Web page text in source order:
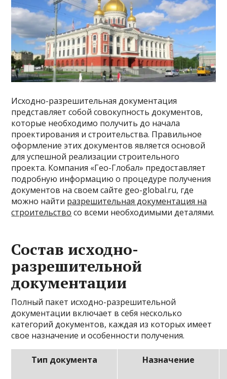
Исходно-разрешительная документация
представляет собой совокупность документов,
которые необходимо получить до начала
проектирования и строительства. Правильное
оформление этих документов является основой
для успешной реализации строительного
проекта. Компания «Гео-Глобал» предоставляет
подробную информацию о процедуре получения
документов на своем сайте geo-global.ru, где
можно найти разрешительная документация на
строительство со всеми необходимыми деталями.
Состав исходно-
разрешительной
документации
Полный пакет исходно-разрешительной
документации включает в себя несколько
категорий документов, каждая из которых имеет
свое назначение и особенности получения.
Тип документа Назначение